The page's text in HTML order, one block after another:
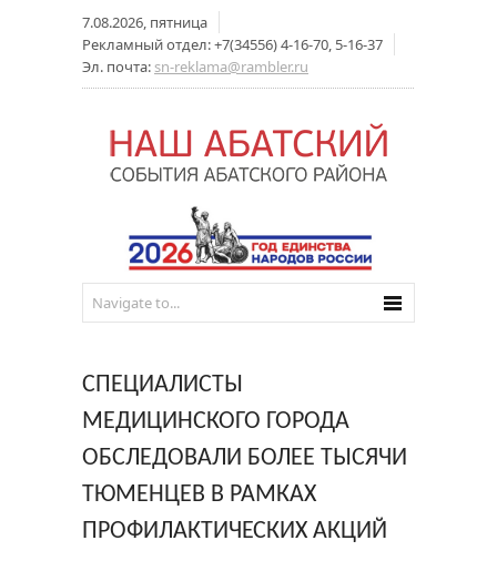
7.08.2026, пятница
Рекламный отдел: +7(34556) 4-16-70, 5-16-37
Эл. почта: sn-reklama@rambler.ru
СПЕЦИАЛИСТЫ
МЕДИЦИНСКОГО ГОРОДА
ОБСЛЕДОВАЛИ БОЛЕЕ ТЫСЯЧИ
ТЮМЕНЦЕВ В РАМКАХ
ПРОФИЛАКТИЧЕСКИХ АКЦИЙ